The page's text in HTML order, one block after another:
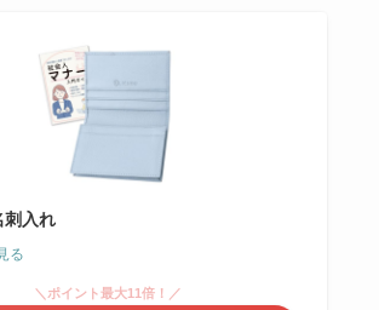
刺入れ
る
＼ポイント最大11倍！／